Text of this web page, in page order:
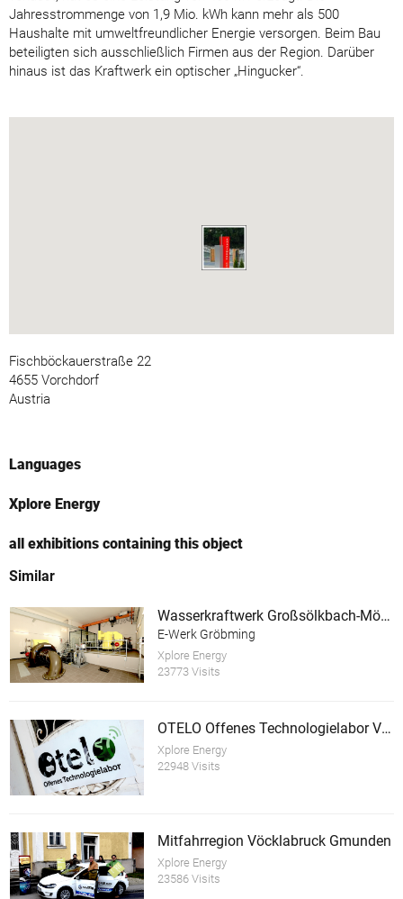
Jahresstrommenge von 1,9 Mio. kWh kann mehr als 500
Haushalte mit umweltfreundlicher Energie versorgen. Beim Bau
beteiligten sich ausschließlich Firmen aus der Region. Darüber
hinaus ist das Kraftwerk ein optischer „Hingucker“.
Fischböckauerstraße 22
4655 Vorchdorf
Austria
Languages
Xplore Energy
all exhibitions containing this object
Similar
Wasserkraftwerk Großsölkbach-Mössna mit E-Ladestation
E-Werk Gröbming
Xplore Energy
23773 Visits
OTELO Offenes Technologielabor Vöcklabruck
Xplore Energy
22948 Visits
Mitfahrregion Vöcklabruck Gmunden
Xplore Energy
23586 Visits